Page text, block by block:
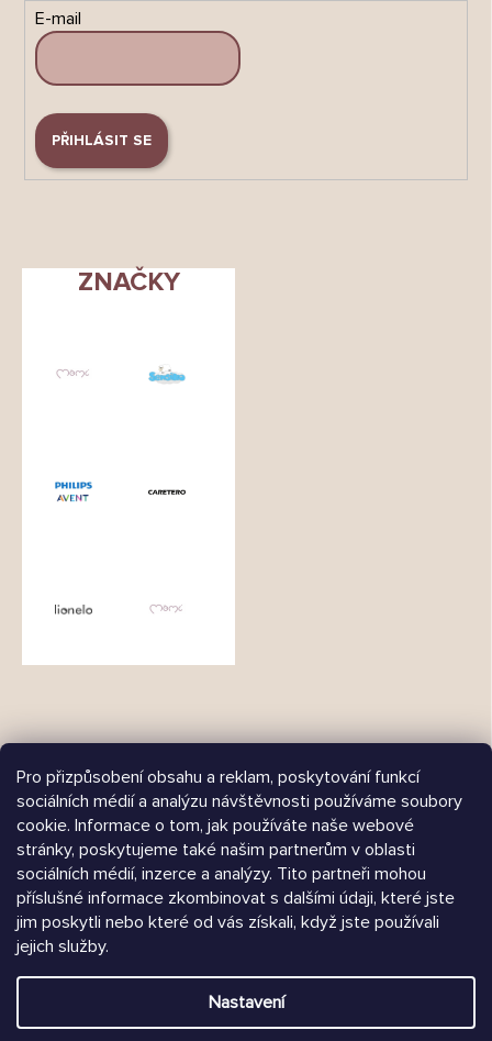
Pro přizpůsobení obsahu a reklam, poskytování funkcí
sociálních médií a analýzu návštěvnosti používáme soubory
cookie. Informace o tom, jak používáte naše webové
stránky, poskytujeme také našim partnerům v oblasti
sociálních médií, inzerce a analýzy. Tito partneři mohou
příslušné informace zkombinovat s dalšími údaji, které jste
jim poskytli nebo které od vás získali, když jste používali
jejich služby.
Nastavení
E-mail
PŘIHLÁSIT SE
ZNAČKY
Heureka.sk
Árukereső.hu
Vytvořil Shoptet
Copyright 2026Chrústiček.cz. Všechna práva vyhrazena.